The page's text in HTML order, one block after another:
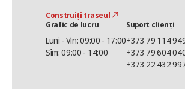
Construiți traseul
Grafic de lucru
Luni - Vin: 09:00 - 17:00
Sîm: 09:00 - 14:00
Suport clienți
+373 79 114
+373 79 604
+373 22 432